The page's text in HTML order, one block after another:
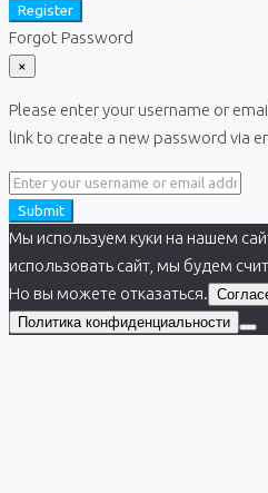
Register
Forgot Password
×
Please enter your username or
link to create a new password via
Submit
Мы используем куки на нашем
использовать сайт, мы будем
Но вы можете отказаться.
Политика конфиденциальности